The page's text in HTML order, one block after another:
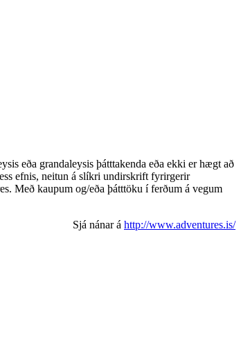
eða grandaleysis þátttakenda eða ekki er hægt að
efnis, neitun á slíkri undirskrift fyrirgerir
Með kaupum og/eða þátttöku í ferðum á vegum
Sjá nánar á http://www.adventures.is/